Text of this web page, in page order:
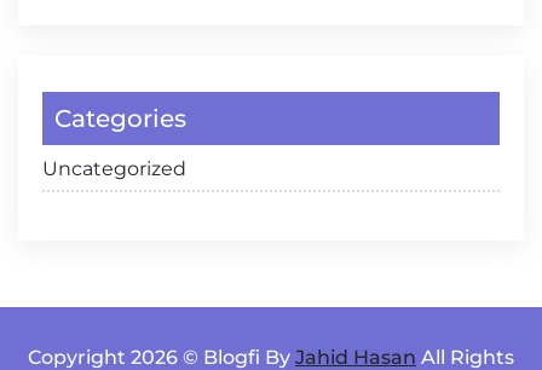
Categories
Uncategorized
Copyright 2026 © Blogfi By Jahid Hasan All Rights